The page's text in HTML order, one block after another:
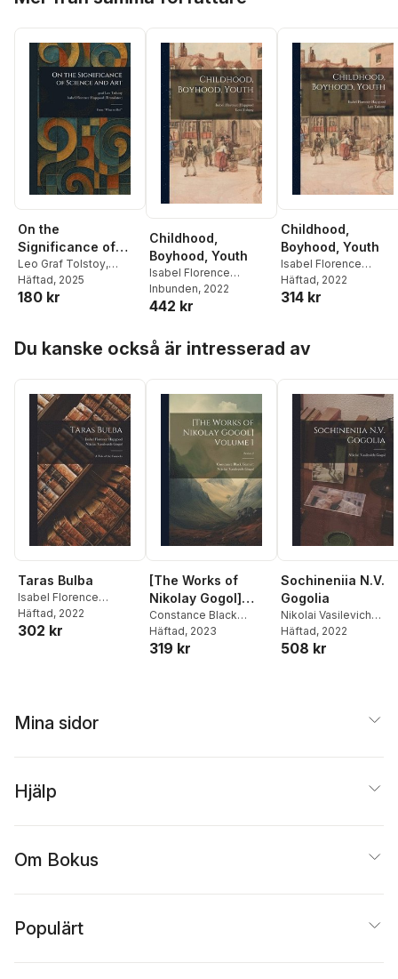
On the
Significance of
Science and Art
Leo Graf Tolstoy,
Isabel Florence
Hapgood
Häftad, 2025
180 kr
Childhood,
Boyhood, Youth
Isabel Florence
Hapgood, Leo Tolstoy
Inbunden, 2022
442 kr
Childhood,
Boyhood, Youth
Isabel Florence
Hapgood,Leo Tolstoy
Häftad, 2022
314 kr
Du kanske också är intresserad av
Taras Bulba
Isabel Florence
Hapgood,Nikolai
Vasilevich Gogol
Häftad, 2022
302 kr
[The Works of
Nikolay Gogol]
Volume 1; Series 2
Constance Black
Garnett ,Nikolai
Vasilevich Gogol
Häftad, 2023
319 kr
Sochineniia N.V.
Gogolia
Nikolai Vasilevich
Gogol
Häftad, 2022
508 kr
Mina sidor
Hjälp
Om Bokus
Populärt